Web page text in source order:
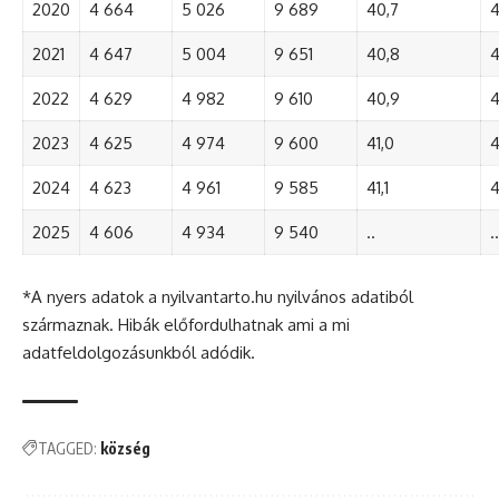
2020 4 664 5 026 9 689 40,7
2021 4 647 5 004 9 651 40,8
2022 4 629 4 982 9 610 40,9
2023 4 625 4 974 9 600 41,0
2024 4 623 4 961 9 585 41,1
2025 4 606 4 934 9 540 .. ..
*A nyers adatok a nyilvantarto.hu nyilvános adatiból
származnak. Hibák előfordulhatnak ami a mi
adatfeldolgozásunkból adódik.
TAGGED: község